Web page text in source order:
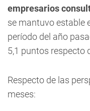
empresarios
se mantuvo estable
período del año
5,1 puntos respecto
Respecto de las
meses: